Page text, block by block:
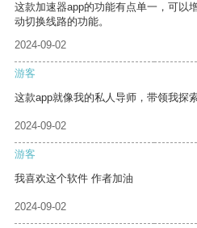
这款加速器app的功能有点单一，可以
动切换线路的功能。
2024-09-02
游客
这款app就像我的私人导师，带领我探
2024-09-02
游客
我喜欢这个软件 作者加油
2024-09-02